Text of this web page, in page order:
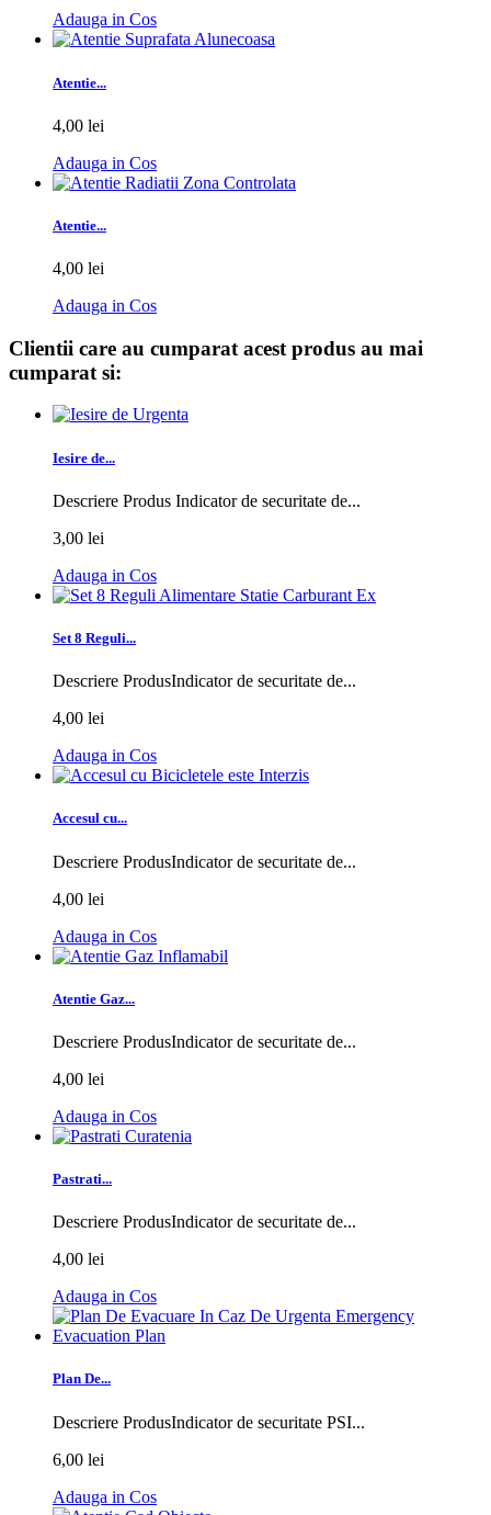
Adauga in Cos
Atentie...
4,00 lei
Adauga in Cos
Atentie...
4,00 lei
Adauga in Cos
Clientii care au cumparat acest produs au mai
cumparat si:
Iesire de...
Descriere Produs Indicator de securitate de...
3,00 lei
Adauga in Cos
Set 8 Reguli...
Descriere ProdusIndicator de securitate de...
4,00 lei
Adauga in Cos
Accesul cu...
Descriere ProdusIndicator de securitate de...
4,00 lei
Adauga in Cos
Atentie Gaz...
Descriere ProdusIndicator de securitate de...
4,00 lei
Adauga in Cos
Pastrati...
Descriere ProdusIndicator de securitate de...
4,00 lei
Adauga in Cos
Plan De...
Descriere ProdusIndicator de securitate PSI...
6,00 lei
Adauga in Cos